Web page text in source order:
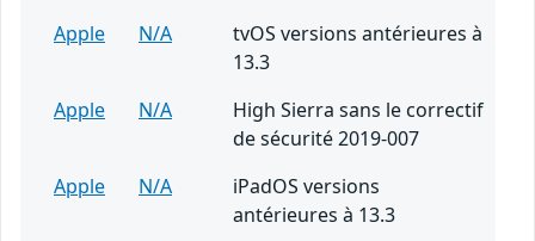
Apple
N/A
tvOS versions antérieures à
13.3
Apple
N/A
High Sierra sans le correctif
de sécurité 2019-007
Apple
N/A
iPadOS versions
antérieures à 13.3